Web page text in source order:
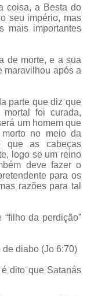
coisa, a Besta do
seu império, mas
mais importantes
de morte, e a sua
maravilhou após a
parte que diz que
foi curada,
um homem que
no meio da
que as cabeças
logo se um reino
deve fazer o
para os
razões para tal
da perdição”
diabo (Jo 6:70)
dito que Satanás